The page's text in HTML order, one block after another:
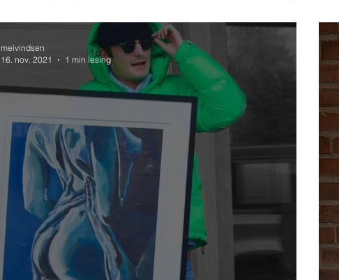
meivindsen
16. nov. 2021
1 min lesing